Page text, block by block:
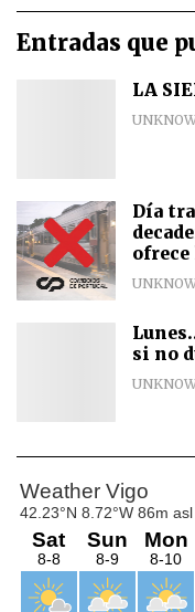
Entradas que
LA
Día
ofrece
si no